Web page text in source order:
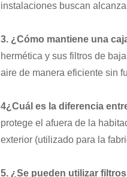
instalaciones buscan
3. ¿Cómo mantiene una
hermética y sus filtros de
aire de manera eficiente sin
4¿Cuál es la diferencia
protege elafuera de la
exterior (utilizado para la
5. ¿Se pueden utilizar